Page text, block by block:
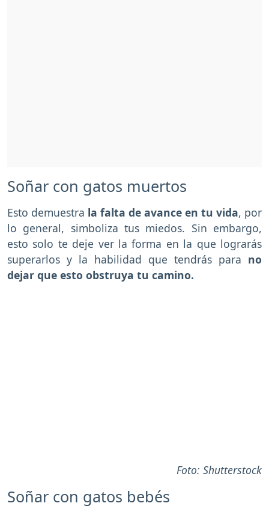
Soñar con gatos muertos
Esto demuestra la falta de avance en tu vida, por
lo general, simboliza tus miedos. Sin embargo,
esto solo te deje ver la forma en la que lograrás
superarlos y la habilidad que tendrás para no
dejar que esto obstruya tu camino.
Foto: Shutterstock
Soñar con gatos bebés